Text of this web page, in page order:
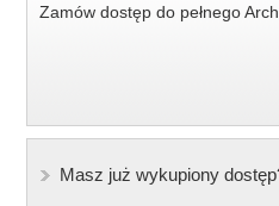
Zamów dostęp do pełnego
Masz już wykupiony